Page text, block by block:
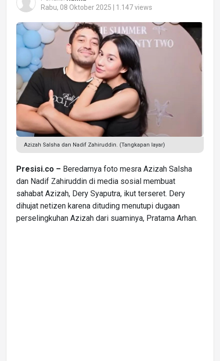
Rabu, 08 Oktober 2025 | 1.147 views
Azizah Salsha dan Nadif Zahiruddin. (Tangkapan layar)
Presisi.co – Beredarnya foto mesra Azizah Salsha
dan Nadif Zahiruddin di media sosial membuat
sahabat Azizah, Dery Syaputra, ikut terseret. Dery
dihujat netizen karena dituding menutupi dugaan
perselingkuhan Azizah dari suaminya, Pratama Arhan.